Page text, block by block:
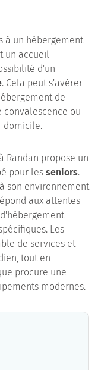
à un hébergement
un accueil
d'un
. Cela peut s'avérer
de
convalescence ou
domicile.
à Randan propose un
pour les seniors.
son environnement
aux attentes
Les
de services et
tout en
procure une
modernes.